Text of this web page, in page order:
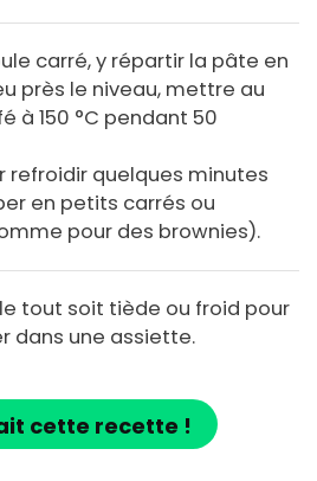
carré, y répartir la pâte en
près le niveau, mettre au
à 150 °C pendant 50
refroidir quelques minutes
en petits carrés ou
pour des brownies).
tout soit tiède ou froid pour
dans une assiette.
cette recette !